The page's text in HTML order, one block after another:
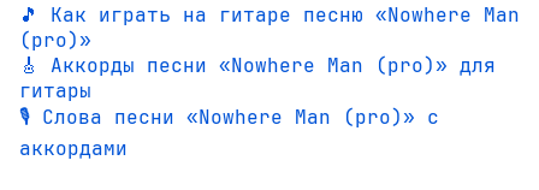
🎵 Как играть на гитаре песню «Nowhere Man
(pro)»
🎸 Аккорды песни «Nowhere Man (pro)» для
гитары
🎙️ Слова песни «Nowhere Man (pro)» с
аккордами